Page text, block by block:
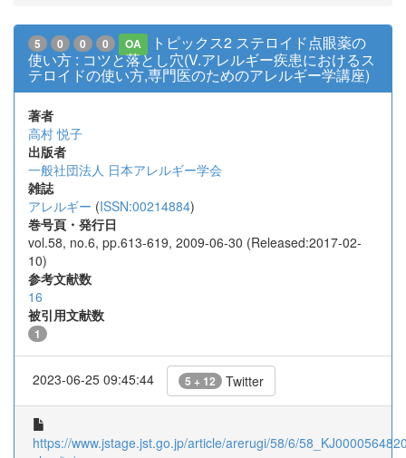
5 0 0 0 OA
トピックス2 ステロイド点眼薬の
使い方 : コツと落とし穴(V.アレルギー疾患におけるス
テロイドの使い方,専門医のためのアレルギー学講座)
著者
高村 悦子
出版者
一般社団法人 日本アレルギー学会
雑誌
アレルギー (ISSN:00214884)
巻号頁・発行日
vol.58, no.6, pp.613-619, 2009-06-30 (Released:2017-02-
10)
参考文献数
16
被引用文献数
1
2023-06-25 09:45:44 5 + 12 Twitter
https://www.jstage.jst.go.jp/article/arerugi/58/6/